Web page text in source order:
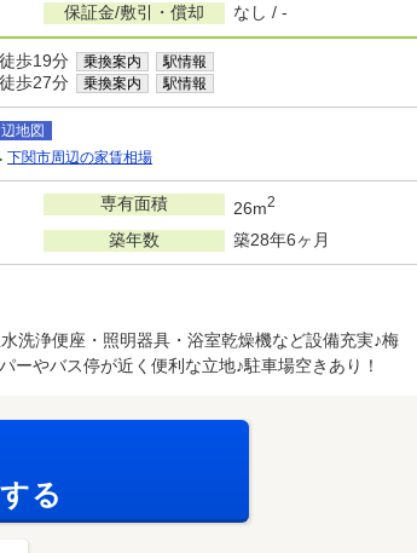
保証金/敷引・償却 なし / -
徒歩19分 乗換案内 駅情報
徒歩27分 乗換案内 駅情報
地図
下関市周辺の家賃相場
専有面積 26m2
築年数 築28年6ヶ月
洗浄便座・照明器具・浴室乾燥機など設備充実♪梅
やバス停が近く便利な立地♪駐車場空きあり！
る